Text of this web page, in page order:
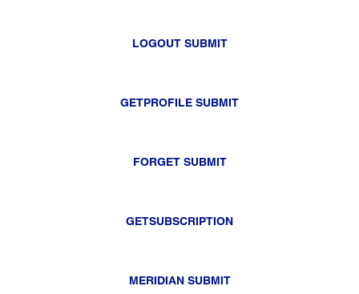
LOGOUT SUBMIT
GETPROFILE SUBMIT
FORGET SUBMIT
GETSUBSCRIPTION
MERIDIAN SUBMIT